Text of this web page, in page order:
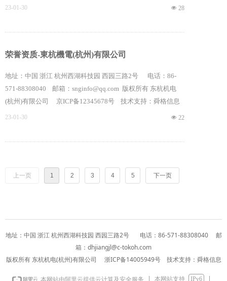
信息
넶 28
23-01-30
荣誉资质-東杭機電(杭州)有限公司
地址：中国 浙江 杭州西湖科技园 西园三路2号 电话：86-
571-88308040 邮箱：snginfo@qq.com 版权所有 东杭机电
(杭州)有限公司 京ICP备12345678号 技术支持：舜格信息
넶 22
23-01-30
上一页 1 2 3 4 5 下一页
地址：中国 浙江 杭州西湖科技园 西园三路2号 电话：86-571-88308040 邮
箱： dhjiangjl@c-tokoh.com
版权所有 东杭机电(杭州)有限公司 浙ICP备14005949号 技术支持：舜格信息
本网站由阿里云提供云计算及安全服务 本网站支持 IPv6